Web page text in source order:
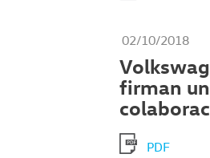
02/10/2018
firman
PDF